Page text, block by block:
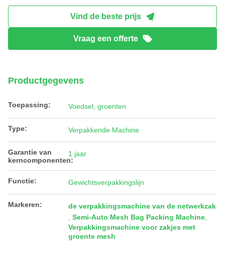
Vind de beste prijs
Vraag een offerte
Productgegevens
Toepassing: Voedsel, groenten
Type: Verpakkende Machine
Garantie van
kerncomponenten:
1 jaar
Functie: Gewichtsverpakkingslijn
Markeren:
de verpakkingsmachine van de netwerkzak
Semi-Auto Mesh Bag Packing Machine
Verpakkingsmachine voor zakjes met
groente mesh